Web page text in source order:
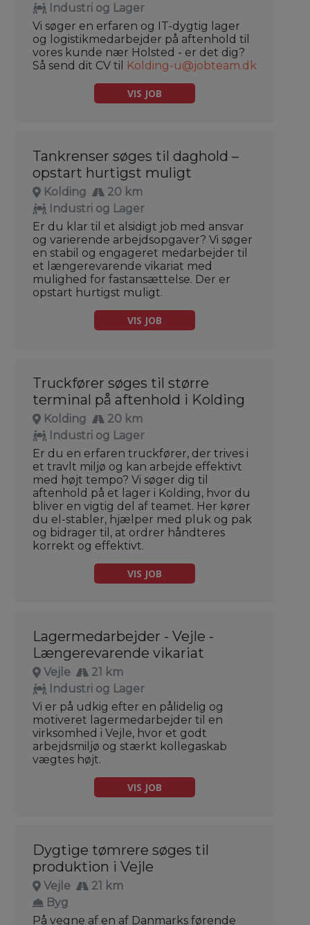
Industri og Lager
Vi søger en erfaren og IT-dygtig lager
og logistikmedarbejder på aftenhold til
vores kunde nær Holsted - er det dig?
Så send dit CV til
Kolding-u@jobteam.dk
VIS JOB
Tankrenser søges til daghold –
opstart hurtigst muligt
Kolding
20 km
Industri og Lager
Er du klar til et alsidigt job med ansvar
og varierende arbejdsopgaver? Vi søger
en stabil og engageret medarbejder til
et længerevarende vikariat med
mulighed for fastansættelse. Der er
opstart hurtigst muligt.
VIS JOB
Truckfører søges til større
terminal på aftenhold i Kolding
Kolding
20 km
Industri og Lager
Er du en erfaren truckfører, der trives i
et travlt miljø og kan arbejde effektivt
med højt tempo? Vi søger dig til
aftenhold på et lager i Kolding, hvor du
bliver en vigtig del af teamet. Her kører
du el-stabler, hjælper med pluk og pak
og bidrager til, at ordrer håndteres
korrekt og effektivt.
VIS JOB
Lagermedarbejder - Vejle -
Længerevarende vikariat
Vejle
21 km
Industri og Lager
Vi er på udkig efter en pålidelig og
motiveret lagermedarbejder til en
virksomhed i Vejle, hvor et godt
arbejdsmiljø og stærkt kollegaskab
vægtes højt.
VIS JOB
Dygtige tømrere søges til
produktion i Vejle
Vejle
21 km
Byg
På vegne af en af Danmarks førende